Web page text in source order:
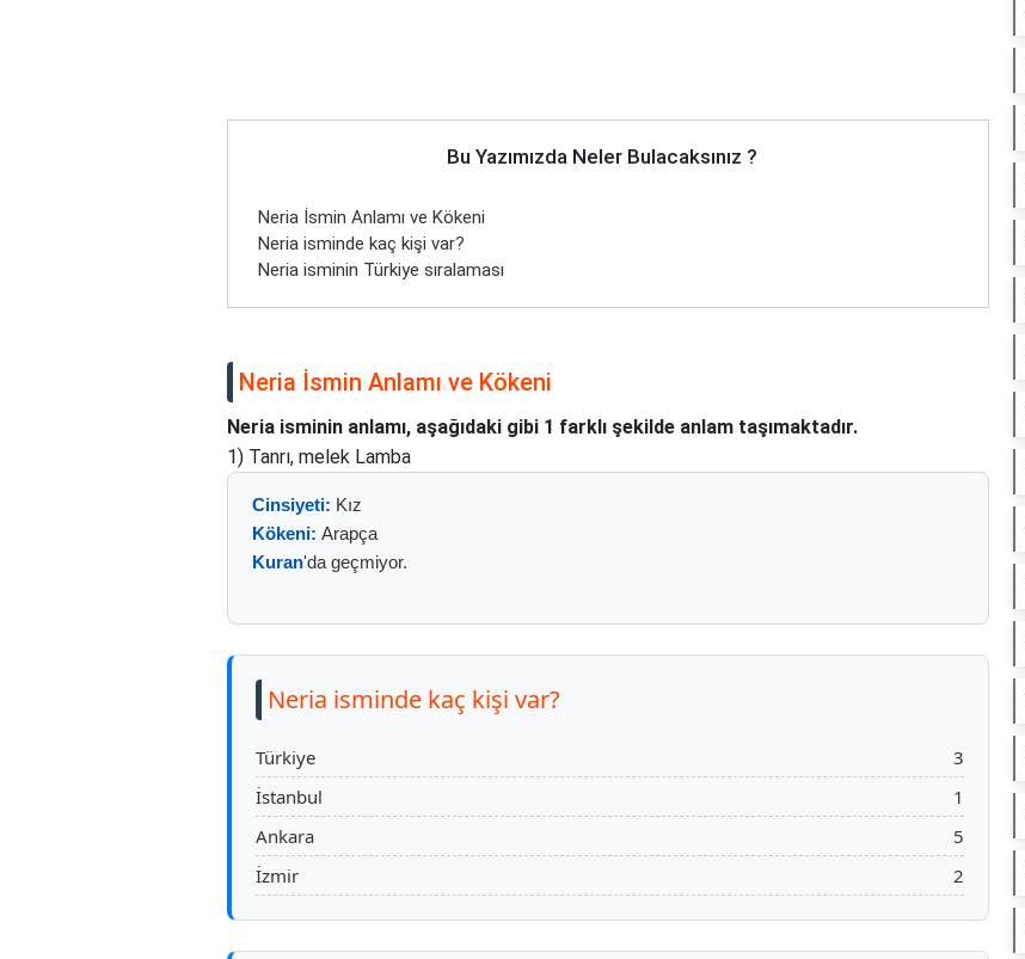
Bu Yazımızda Neler Bulacaksınız ?
Neria İsmin Anlamı ve Kökeni
Neria isminde kaç kişi var?
Neria isminin Türkiye sıralaması
Neria İsmin Anlamı ve Kökeni
Neria isminin anlamı, aşağıdaki gibi 1 farklı şekilde anlam taşımaktadır.
1) Tanrı, melek Lamba
Cinsiyeti: Kız
Kökeni: Arapça
Kuran'da geçmiyor.
Neria isminde kaç kişi var?
Türkiye
3
İstanbul
1
Ankara
5
İzmir
2